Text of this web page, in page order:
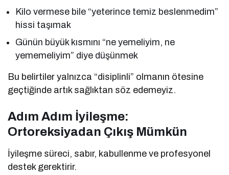
Kilo vermese bile “yeterince temiz beslenmedim”
hissi taşımak
Günün büyük kısmını “ne yemeliyim, ne
yememeliyim” diye düşünmek
Bu belirtiler yalnızca “disiplinli” olmanın ötesine
geçtiğinde artık sağlıktan söz edemeyiz.
Adım Adım İyileşme:
Ortoreksiyadan Çıkış Mümkün
İyileşme süreci, sabır, kabullenme ve profesyonel
destek gerektirir.